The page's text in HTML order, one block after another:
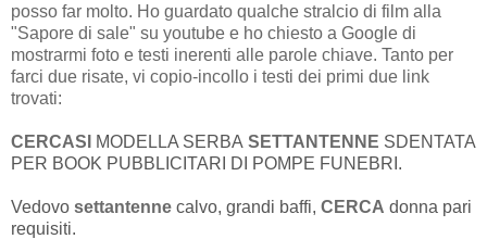
posso far molto. Ho guardato qualche stralcio di film alla
"Sapore di sale" su youtube e ho chiesto a Google di
mostrarmi foto e testi inerenti alle parole chiave. Tanto per
farci due risate, vi copio-incollo i testi dei primi due link
trovati:
CERCASI MODELLA SERBA SETTANTENNE SDENTATA
PER BOOK PUBBLICITARI DI POMPE FUNEBRI.
Vedovo settantenne calvo, grandi baffi, CERCA donna pari
requisiti.